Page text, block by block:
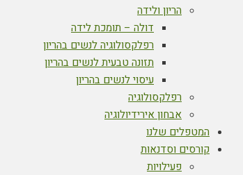
הריון ולידה
דולה – תומכת לידה
רפלקסולוגיה לנשים בהריון
תזונה טבעית לנשים בהריון
עיסוי לנשים בהריון
רפלקסולוגיה
אבחון אירידיולוגיה
המטפלים שלנו
קורסים וסדנאות
פעילויות